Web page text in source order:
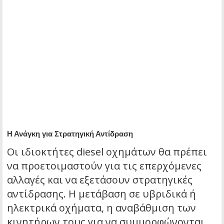
Η Ανάγκη για Στρατηγική Αντίδραση
Οι ιδιοκτήτες diesel οχημάτων θα πρέπει
να προετοιμαστούν για τις επερχόμενες
αλλαγές και να εξετάσουν στρατηγικές
αντίδρασης. Η μετάβαση σε υβριδικά ή
ηλεκτρικά οχήματα, η αναβάθμιση των